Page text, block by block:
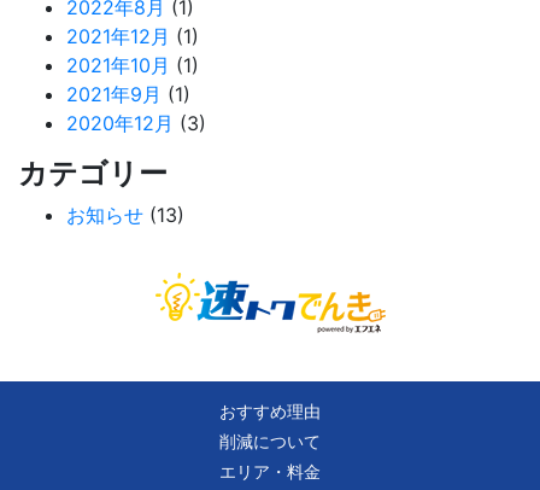
2022年8月 (1)
2021年12月 (1)
2021年10月 (1)
2021年9月 (1)
2020年12月 (3)
カテゴリー
お知らせ (13)
おすすめ理由
削減について
エリア・料金